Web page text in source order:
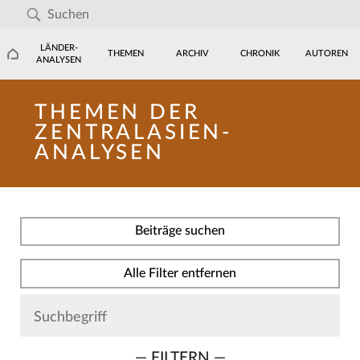
LÄNDER-
ANALYSEN
THEMEN ARCHIV CHRONIK AUTOREN
THEMEN DER
ZENTRALASIEN-
ANALYSEN
Beiträge suchen
Alle Filter entfernen